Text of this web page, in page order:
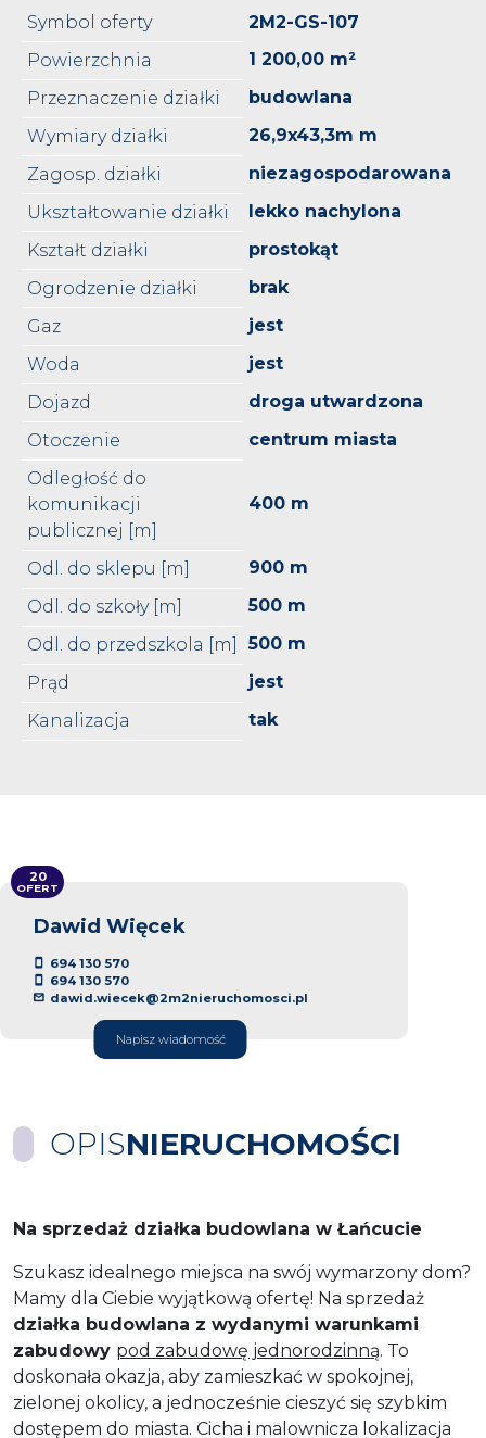
Symbol oferty
2M2-GS-107
Powierzchnia
1 200,00 m²
Przeznaczenie działki
budowlana
Wymiary działki
26,9x43,3m m
Zagosp. działki
niezagospodarowana
Ukształtowanie działki
lekko nachylona
Kształt działki
prostokąt
Ogrodzenie działki
brak
Gaz
jest
Woda
jest
Dojazd
droga utwardzona
Otoczenie
centrum miasta
Odległość do
komunikacji
publicznej [m]
400 m
Odl. do sklepu [m]
900 m
Odl. do szkoły [m]
500 m
Odl. do przedszkola [m]
500 m
Prąd
jest
Kanalizacja
tak
Dawid Więcek
694 130 570
694 130 570
dawid.wiecek@2m2nieruchomosci.pl
Napisz wiadomość
20
OFERT
OPISNIERUCHOMOŚCI
Na sprzedaż działka budowlana w Łańcucie
Szukasz idealnego miejsca na swój wymarzony dom?
Mamy dla Ciebie wyjątkową ofertę! Na sprzedaż
działka budowlana z wydanymi warunkami
zabudowy pod zabudowę jednorodzinną. To
doskonała okazja, aby zamieszkać w spokojnej,
zielonej okolicy, a jednocześnie cieszyć się szybkim
dostępem do miasta. Cicha i malownicza lokalizacja